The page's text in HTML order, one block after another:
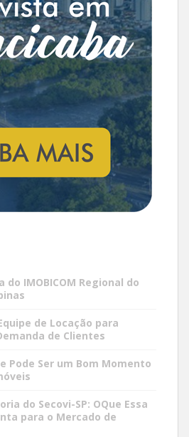
IMOBICOM Regional do
de Locação para
de Clientes
Pode Ser um Bom Momento
do Secovi-SP: OQue Essa
para o Mercado de